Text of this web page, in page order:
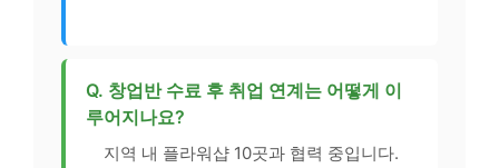
Q. 창업반 수료 후 취업 연계는 어떻게 이
루어지나요?
지역 내 플라워샵 10곳과 협력 중입니다.